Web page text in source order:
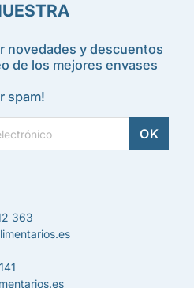
novedades y descuentos
de los mejores envases
spam!
363